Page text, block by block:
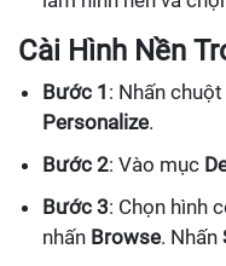
Cài Hình Nền
Bước 1 : Nhấn
Personalize.
Bước 2: Vào mục
Bước 3: Chọn hình
nhấn Browse. Nhấn